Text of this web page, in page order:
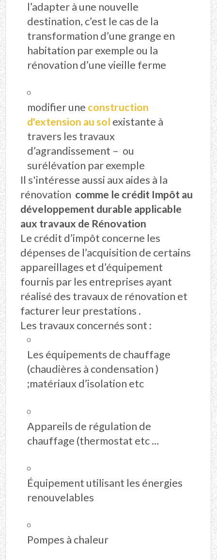
l’adapter à une nouvelle
destination, c’est le cas de la
transformation d’une grange en
habitation par exemple ou la
rénovation d’une vieille ferme
modifier une construction
d'extension au sol existante à
travers les travaux
d’agrandissement – ou
surélévation par exemple
Il s'intéresse aussi aux aides à la
rénovation comme le crédit Impôt au
développement durable applicable
aux travaux de Rénovation
Le crédit d’impôt concerne les
dépenses de l’acquisition de certains
appareillages et d’équipement
fournis par les entreprises ayant
réalisé des travaux de rénovation et
facturer leur prestations .
Les travaux concernés sont :
Les équipements de chauffage
(chaudières à condensation )
;matériaux d’isolation etc
Appareils de régulation de
chauffage (thermostat etc …
Équipement utilisant les énergies
renouvelables
Pompes à chaleur